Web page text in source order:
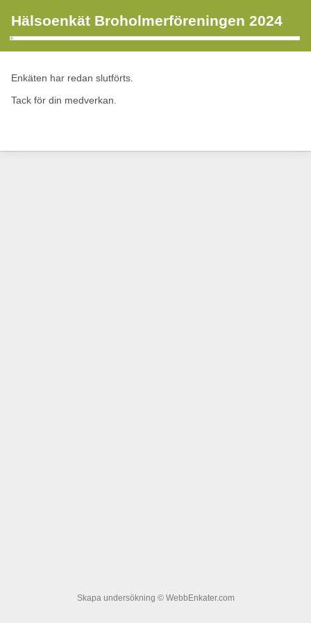
Hälsoenkät Broholmerföreningen 2024
Enkäten har redan slutförts.
Tack för din medverkan.
Skapa undersökning © WebbEnkater.com